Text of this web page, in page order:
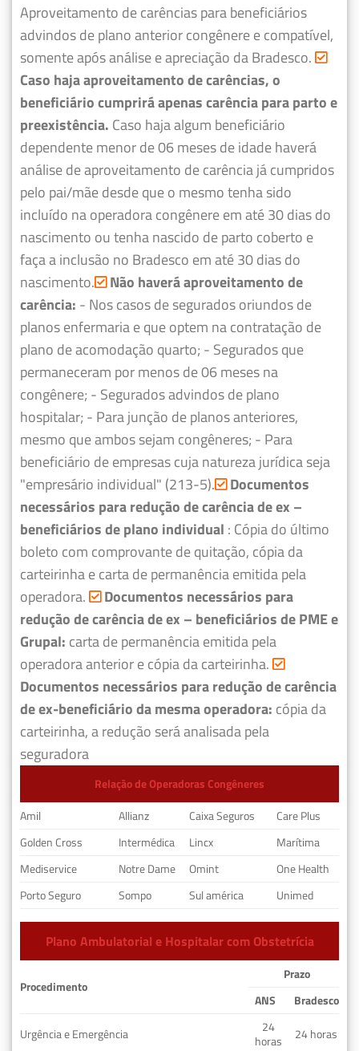
Aproveitamento de carências para beneficiários
advindos de plano anterior congênere e compatível,
somente após análise e apreciação da Bradesco.
Caso haja aproveitamento de carências, o
beneficiário cumprirá apenas carência para parto e
preexistência. Caso haja algum beneficiário
dependente menor de 06 meses de idade haverá
análise de aproveitamento de carência já cumpridos
pelo pai/mãe desde que o mesmo tenha sido
incluído na operadora congênere em até 30 dias do
nascimento ou tenha nascido de parto coberto e
faça a inclusão no Bradesco em até 30 dias do
nascimento. Não haverá aproveitamento de
carência: - Nos casos de segurados oriundos de
planos enfermaria e que optem na contratação de
plano de acomodação quarto; - Segurados que
permaneceram por menos de 06 meses na
congênere; - Segurados advindos de plano
hospitalar; - Para junção de planos anteriores,
mesmo que ambos sejam congêneres; - Para
beneficiário de empresas cuja natureza jurídica seja
"empresário individual" (213-5). Documentos
necessários para redução de carência de ex –
beneficiários de plano individual : Cópia do último
boleto com comprovante de quitação, cópia da
carteirinha e carta de permanência emitida pela
operadora.
Documentos necessários para
redução de carência de ex – beneficiários de PME e
Grupal: carta de permanência emitida pela
operadora anterior e cópia da carteirinha.
Documentos necessários para redução de carência
de ex-beneficiário da mesma operadora: cópia da
carteirinha, a redução será analisada pela
seguradora
Relação de Operadoras Congêneres
Amil
Allianz Caixa Seguros
Care Plus
Golden Cross
Intermédica Lincx
Marítima
Mediservice
Notre Dame Omint
One Health
Porto Seguro
Sompo Sul américa Unimed
Plano Ambulatorial e Hospitalar com Obstetrícia
Procedimento
Prazo
ANS
Bradesco
Urgência e Emergência
24
horas
24 horas